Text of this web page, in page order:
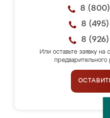
8
8
8
Или оставьте заявку на
предварительного